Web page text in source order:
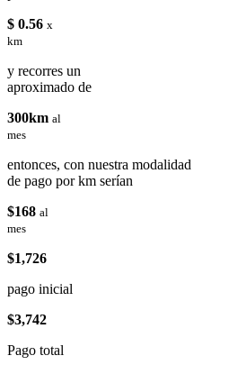
$ 0.56 x
km
y recorres un
aproximado de
300km al
mes
entonces, con nuestra modalidad
de pago por km serían
$168 al
mes
$1,726
pago inicial
$3,742
Pago total